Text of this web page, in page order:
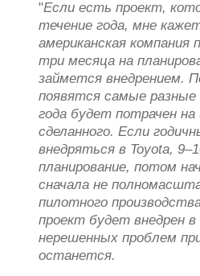
года будет потрачен на
сделанного. Если годичный
внедряться в Toyota, 9–10
планирование, потом
сначала не
пилотного производства.
проект будет внедрен в
нерешенных проблем при
останется.
Алекс Уоррен, бывший
президент,
Toyota Motor Manufacturing,
Из книги "Дао Тойота",